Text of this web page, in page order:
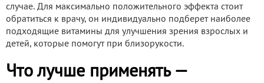
случае. Для максимально положительного эффекта стоит
обратиться к врачу, он индивидуально подберет наиболее
подходящие витамины для улучшения зрения взрослых и
детей, которые помогут при близорукости.
Что лучше применять —